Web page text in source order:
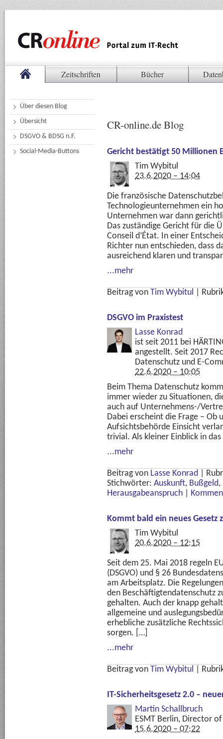
Zeitschriften Bücher
Über diesen Blog
Übersicht
DSGVO & BDSG n.F.
Social-Media-Buttons
CR-online.de Blog
Gericht bestätigt 50 Millionen
Tim Wybitul
23.6.2020 – 14:04
Die französische
Technologieunternehmen ein
Unternehmen war dann
Das zuständige Gericht für die
Conseil d’État. In einer
Richter nun entschieden, dass
ausreichend klaren und
...mehr
Beitrag von Tim Wybitul
DSGVO im Praxistest
Lasse Konrad
ist seit 2011 bei
angestellt. Seit 2017
Datenschutz und E-
22.6.2020 – 10:05
Beim Thema Datenschutz
immer wieder zu Situationen,
auch auf Unternehmens-/
Dabei erscheint die Frage –
Aufsichtsbehörde Einsicht
trivial. Als kleiner Einblick in
...mehr
Beitrag von Lasse Konrad
Stichwörter: Auskunft, Bußgeld,
Herausgabeanspruch
Kommt bald ein neues Gesetz
Tim Wybitul
20.6.2020 – 12:15
Seit dem 25. Mai 2018 regeln
(DSGVO) und § 26
am Arbeitsplatz. Die
den Beschäftigtendatenschutz
gehalten. Auch der knapp
allgemeine und
erhebliche zusätzliche
sorgen. […]
...mehr
Beitrag von Tim Wybitul
IT-Sicherheitsgesetz 2.0 –
Martin Schallbruch
ESMT Berlin, Director
15.6.2020 – 07:22